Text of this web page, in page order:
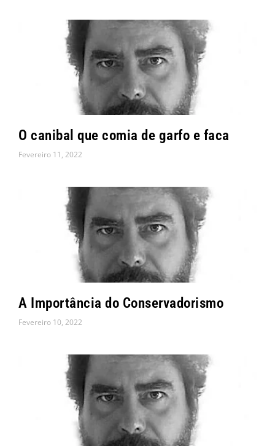
O canibal que comia de garfo e faca
Fevereiro 11, 2022
A Importância do Conservadorismo
Fevereiro 10, 2022